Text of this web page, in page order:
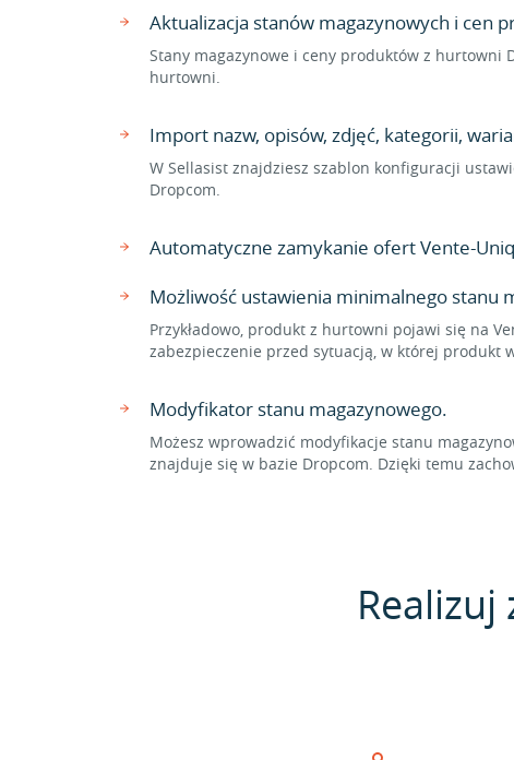
Aktualizacja stanów magazynowych i cen
Stany magazynowe i ceny produktów z hurtowni
hurtowni.
Import nazw, opisów, zdjęć, kategorii,
W Sellasist znajdziesz szablon konfiguracji
Dropcom.
Automatyczne zamykanie ofert Vente-
Możliwość ustawienia minimalnego stanu
Przykładowo, produkt z hurtowni pojawi się na
zabezpieczenie przed sytuacją, w której produkt
Modyfikator stanu magazynowego.
Możesz wprowadzić modyfikacje stanu
znajduje się w bazie Dropcom. Dzięki temu
Realizuj